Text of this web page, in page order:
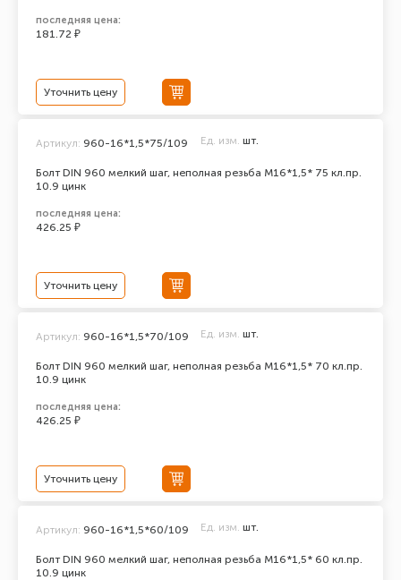
последняя цена:
181.72 ₽
Уточнить цену
Болт DIN 960 мелкий шаг, неполная резьба M16*1,5* 75 кл.пр.
10.9 цинк
Артикул: 960-16*1,5*75/109 Ед. изм. шт.
последняя цена:
426.25 ₽
Уточнить цену
Болт DIN 960 мелкий шаг, неполная резьба M16*1,5* 70 кл.пр.
10.9 цинк
Артикул: 960-16*1,5*70/109 Ед. изм. шт.
последняя цена:
426.25 ₽
Уточнить цену
Болт DIN 960 мелкий шаг, неполная резьба M16*1,5* 60 кл.пр.
10.9 цинк
Артикул: 960-16*1,5*60/109 Ед. изм. шт.